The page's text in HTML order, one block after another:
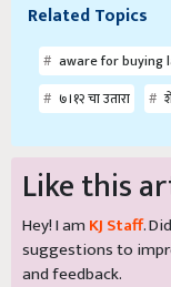
Related Topics
aware for buying
७।१२ चा उतारा
Like this
Hey! I am KJ Staff.
suggestions to
and feedback.